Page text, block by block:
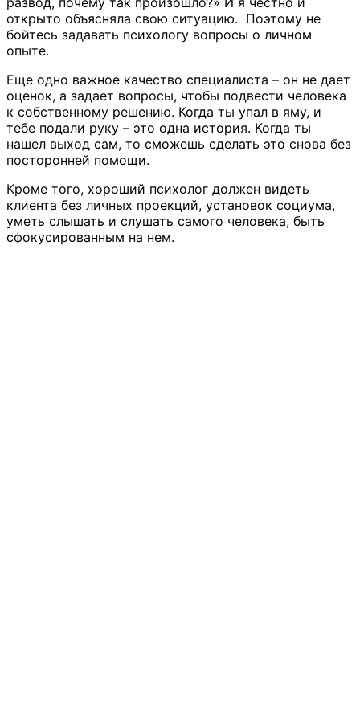
открыто объясняла свою ситуацию. Поэтому не
бойтесь задавать психологу вопросы о личном
опыте.
Еще одно важное качество специалиста – он не дает
оценок, а задает вопросы, чтобы подвести человека
к собственному решению. Когда ты упал в яму, и
тебе подали руку – это одна история. Когда ты
нашел выход сам, то сможешь сделать это снова без
посторонней помощи.
Кроме того, хороший психолог должен видеть
клиента без личных проекций, установок социума,
уметь слышать и слушать самого человека, быть
сфокусированным на нем.